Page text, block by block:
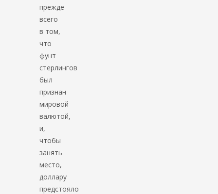
прежде
всего
в том,
что
фунт
стерлингов
был
признан
мировой
валютой,
и,
чтобы
занять
место,
доллару
предстояло